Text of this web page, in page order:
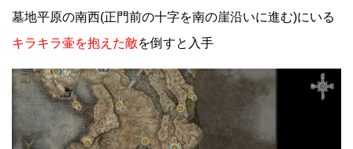
墓地平原の南西(正門前の十字を南の崖沿いに進む)にいる
キラキラ壷を抱えた敵を倒すと入手